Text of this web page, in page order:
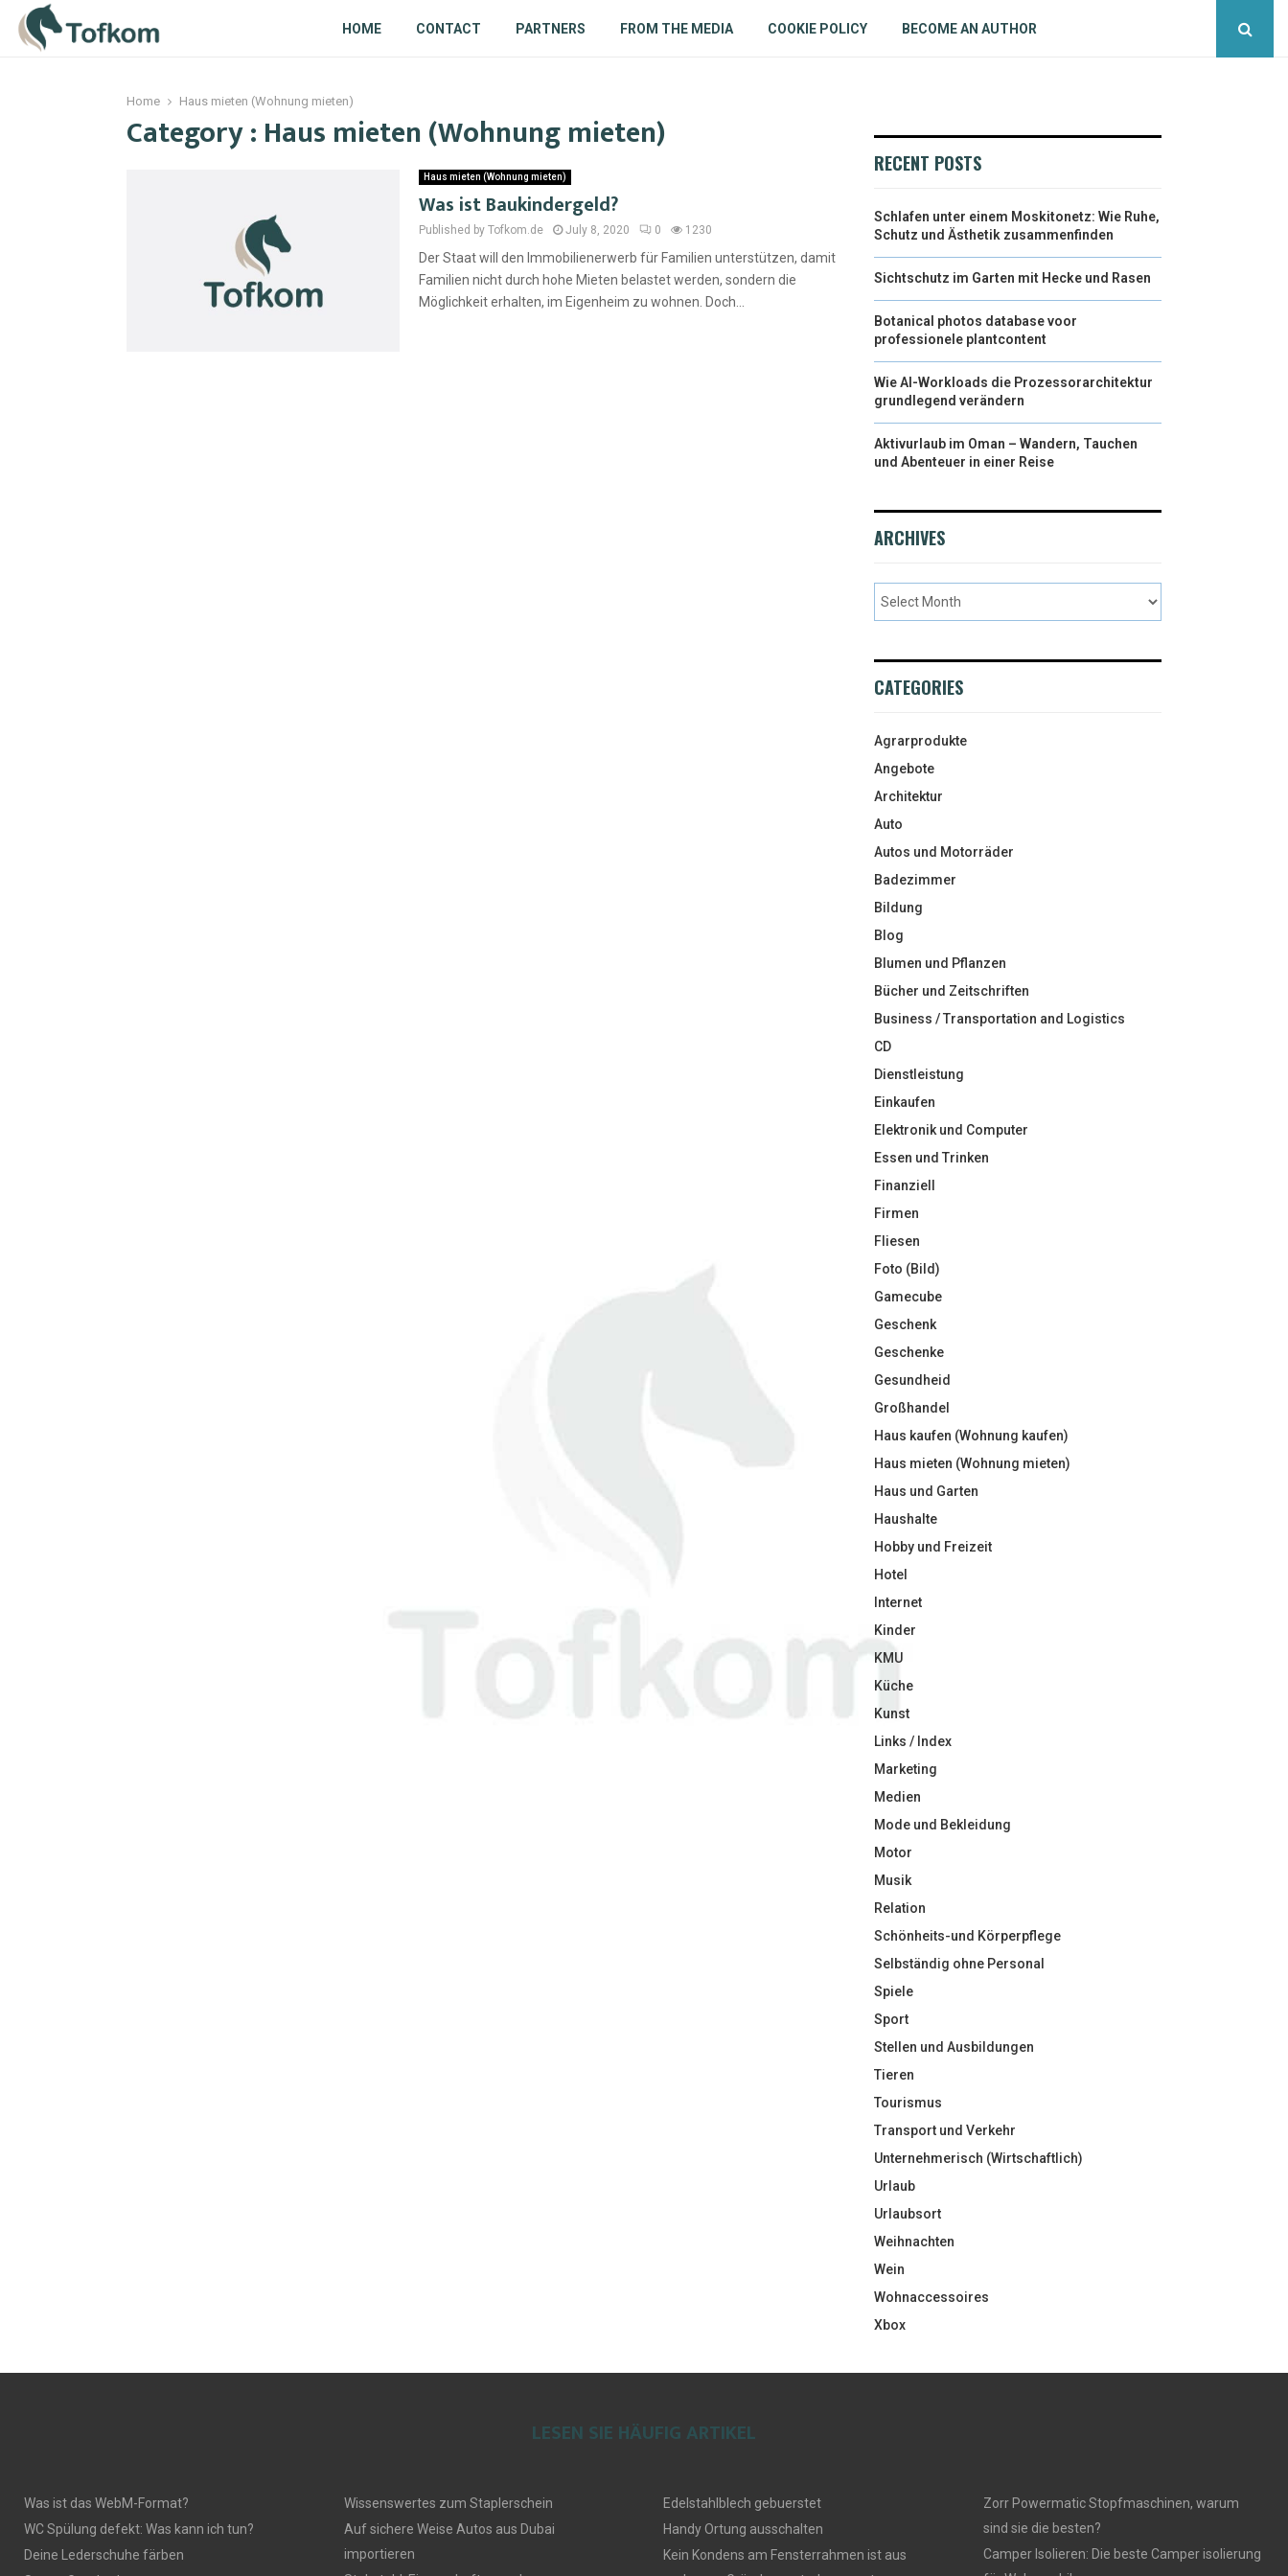
HOME CONTACT PARTNERS FROM THE MEDIA COOKIE POLICY BECOME AN AUTHOR
Home Haus mieten (Wohnung mieten)
Category : Haus mieten (Wohnung mieten)
Haus mieten (Wohnung mieten)
Was ist Baukindergeld?
Published by Tofkom.de July 8, 2020 0 1230
Der Staat will den Immobilienerwerb für Familien unterstützen, damit
Familien nicht durch hohe Mieten belastet werden, sondern die
Möglichkeit erhalten, im Eigenheim zu wohnen. Doch...
RECENT POSTS
Schlafen unter einem Moskitonetz: Wie Ruhe,
Schutz und Ästhetik zusammenfinden
Sichtschutz im Garten mit Hecke und Rasen
Botanical photos database voor
professionele plantcontent
Wie AI-Workloads die Prozessorarchitektur
grundlegend verändern
Aktivurlaub im Oman – Wandern, Tauchen
und Abenteuer in einer Reise
ARCHIVES
CATEGORIES
Agrarprodukte
Angebote
Architektur
Auto
Autos und Motorräder
Badezimmer
Bildung
Blog
Blumen und Pflanzen
Bücher und Zeitschriften
Business / Transportation and Logistics
CD
Dienstleistung
Einkaufen
Elektronik und Computer
Essen und Trinken
Finanziell
Firmen
Fliesen
Foto (Bild)
Gamecube
Geschenk
Geschenke
Gesundheid
Großhandel
Haus kaufen (Wohnung kaufen)
Haus mieten (Wohnung mieten)
Haus und Garten
Haushalte
Hobby und Freizeit
Hotel
Internet
Kinder
KMU
Küche
Kunst
Links / Index
Marketing
Medien
Mode und Bekleidung
Motor
Musik
Relation
Schönheits-und Körperpflege
Selbständig ohne Personal
Spiele
Sport
Stellen und Ausbildungen
Tieren
Tourismus
Transport und Verkehr
Unternehmerisch (Wirtschaftlich)
Urlaub
Urlaubsort
Weihnachten
Wein
Wohnaccessoires
Xbox
LESEN SIE HÄUFIG ARTIKEL
Was ist das WebM-Format?
WC Spülung defekt: Was kann ich tun?
Deine Lederschuhe färben
Wissenswertes zum Staplerschein
Auf sichere Weise Autos aus Dubai
importieren
Edelstahlblech gebuerstet
Handy Ortung ausschalten
Kein Kondens am Fensterrahmen ist aus
Zorr Powermatic Stopfmaschinen, warum
sind sie die besten?
Camper Isolieren: Die beste Camper isolierung